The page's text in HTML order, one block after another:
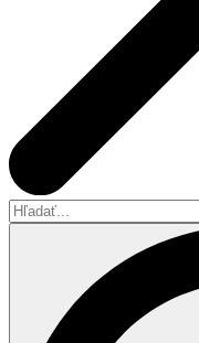
Hľadať...